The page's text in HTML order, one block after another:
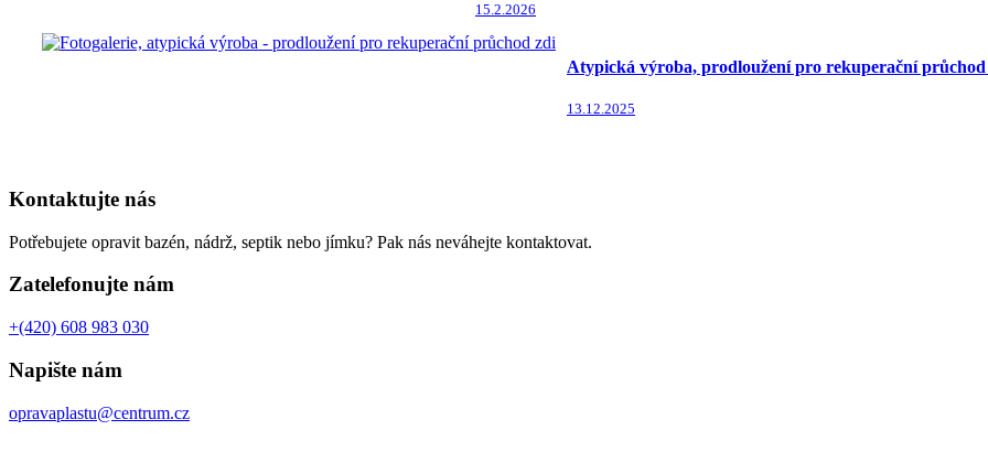
15.2.2026
Atypická výroba, prodloužení pro rekuperační
13.12.2025
Kontaktujte nás
Potřebujete opravit bazén, nádrž, septik nebo jímku? Pak nás neváhejte kontaktovat.
Zatelefonujte nám
+(420) 608 983 030
Napište nám
opravaplastu@centrum.cz